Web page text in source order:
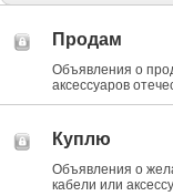
Продам
Объявления о
аксессуаров
Куплю
Объявления о
кабели или